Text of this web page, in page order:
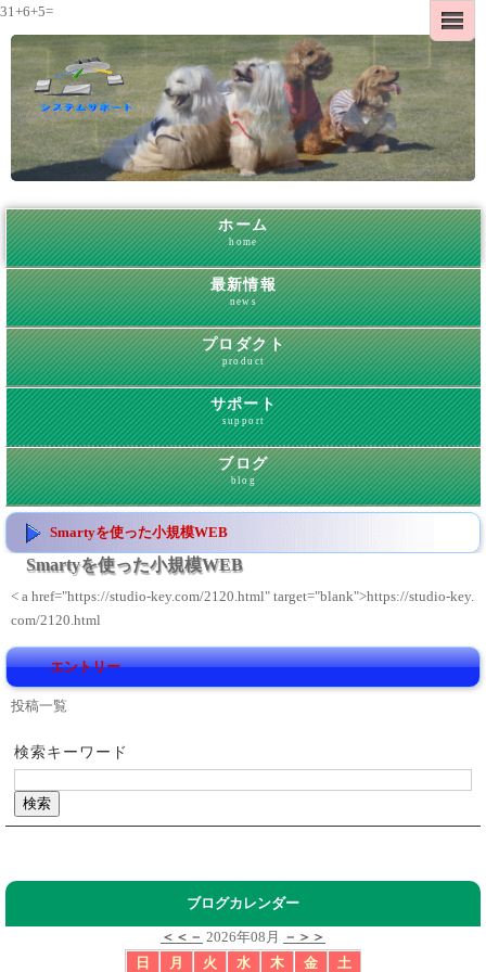
31+6+5=
ホーム
home
最新情報
news
プロダクト
product
サポート
support
ブログ
blog
Smartyを使った小規模WEB
Smartyを使った小規模WEB
< a href="https://studio-key.com/2120.html" target="blank">https://studio-key.
com/2120.html
エントリー
投稿一覧
検索キーワード
ブログカレンダー
＜＜－ 2026年08月
－＞＞
日
月 火 水 木 金 土